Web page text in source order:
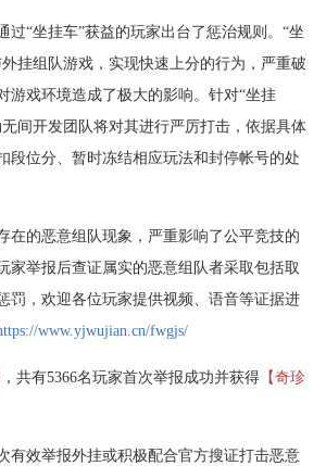
“坐挂车”获益的玩家出台了惩治规则。“坐
挂组队游戏，实现快速上分的行为，严重破
游戏环境造成了极大的影响。针对“坐挂
间开发团队将对其进行严厉打击，依据具体
段位分、暂时冻结相应玩法和封停帐号的处
的恶意组队现象，严重影响了公平竞技的
家举报后查证属实的恶意组队者采取包括取
罚，欢迎各位玩家提供视频、语音等证据进
www.yjwujian.cn/fwgjs/
，共有5366名玩家首次举报成功并获得【奇珍
效举报外挂或积极配合官方搜证打击恶意